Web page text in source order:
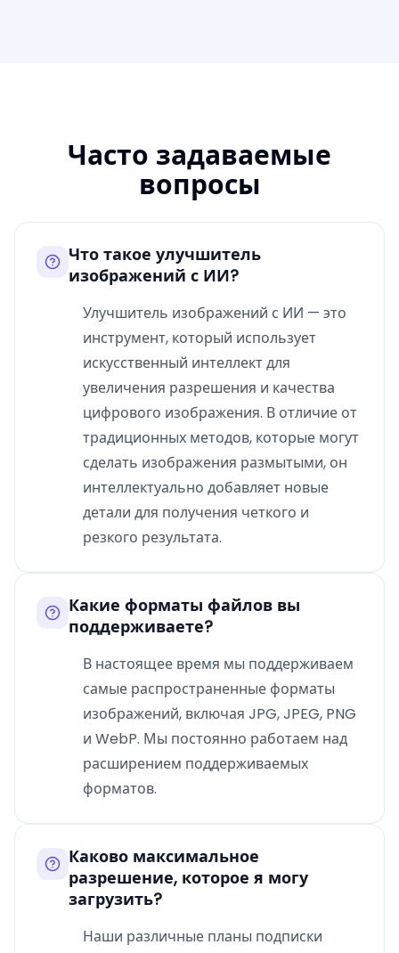
Часто задаваемые
вопросы
Что такое улучшитель
изображений с ИИ?
Улучшитель изображений с ИИ — это
инструмент, который использует
искусственный интеллект для
увеличения разрешения и качества
цифрового изображения. В отличие от
традиционных методов, которые могут
сделать изображения размытыми, он
интеллектуально добавляет новые
детали для получения четкого и
резкого результата.
Какие форматы файлов вы
поддерживаете?
В настоящее время мы поддерживаем
самые распространенные форматы
изображений, включая JPG, JPEG, PNG
и WebP. Мы постоянно работаем над
расширением поддерживаемых
форматов.
Каково максимальное
разрешение, которое я могу
загрузить?
Наши различные планы подписки